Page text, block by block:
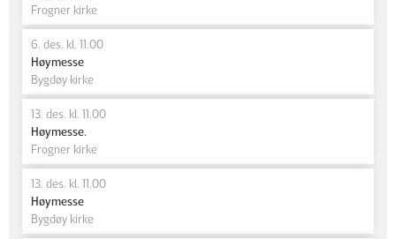
Frogner kirke
6. des. kl. 11.00
Høymesse
Bygdøy kirke
13. des. kl. 11.00
Høymesse.
Frogner kirke
13. des. kl. 11.00
Høymesse
Bygdøy kirke